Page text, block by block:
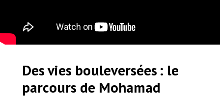
Des vies bouleversées : le
parcours de Mohamad